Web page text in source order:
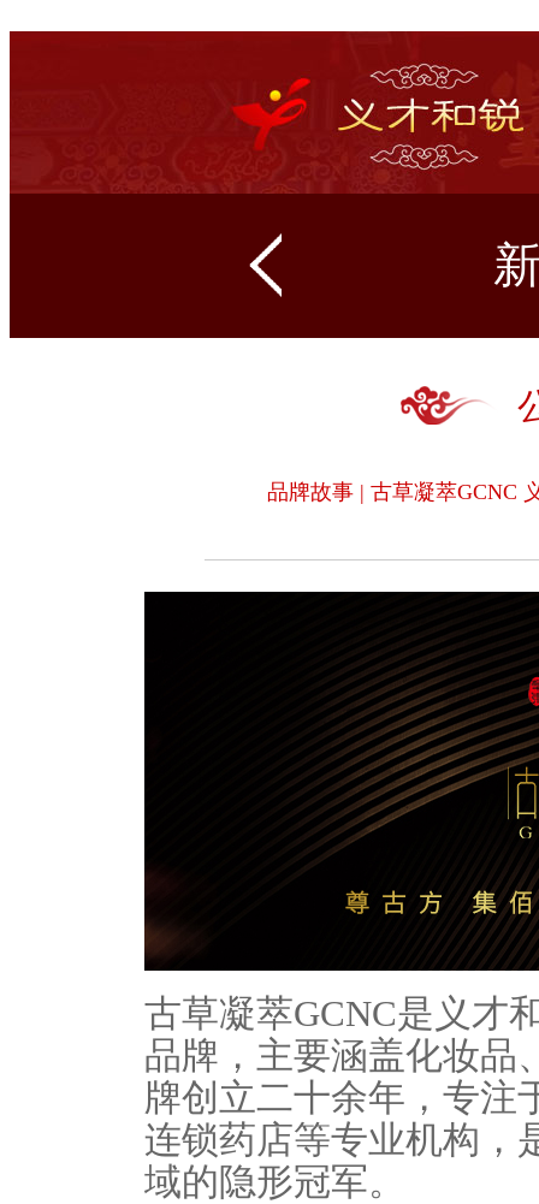
品牌故事 | 古草凝萃GCNC
古草凝萃GCNC是义才
品牌，主要涵盖化妆品
牌创立二十余年，专注
连锁药店等专业机构，
域的隐形冠军。